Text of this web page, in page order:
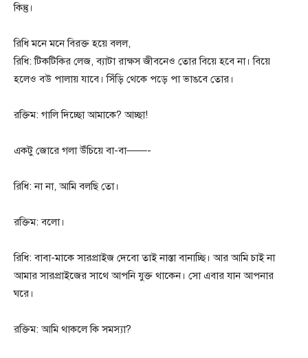
কিন্তু।
রিধি মনে মনে বিরক্ত হয়ে বলল,
রিধি: টিকটিকির লেজ, ব্যাটা রাক্ষস জীবনেও তোর বিয়ে হবে না। বিয়ে
হলেও বউ পালায় যাবে। সিঁড়ি থেকে পড়ে পা ভাঙবে তোর।
রক্তিম: গালি দিচ্ছো আমাকে? আচ্ছা!
একটু জোরে গলা উঁচিয়ে বা-বা——-
রিধি: না না, আমি বলছি তো।
রক্তিম: বলো।
রিধি: বাবা-মাকে সারপ্রাইজ দেবো তাই নাস্তা বানাচ্ছি। আর আমি চাই না
আমার সারপ্রাইজের সাথে আপনি যুক্ত থাকেন। সো এবার যান আপনার
ঘরে।
রক্তিম: আমি থাকলে কি সমস্যা?